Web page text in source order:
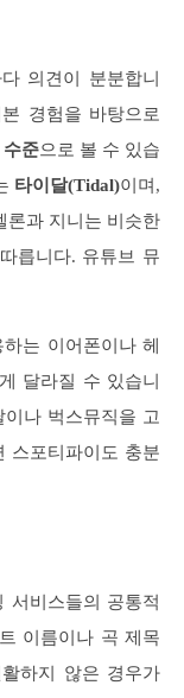
의견이 분분합니
경험을 바탕으로
준으로 볼 수 있습
타이달(Tidal)이며,
론과 지니는 비슷한
릅니다. 유튜브 뮤
는 이어폰이나 헤
달라질 수 있습니
나 벅스뮤직을 고
스포티파이도 충분
서비스들의 공통적
이름이나 곡 제목
하지 않은 경우가